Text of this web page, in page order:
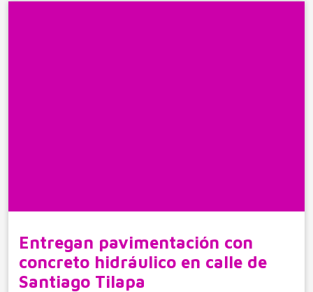
Entregan pavimentación con
concreto hidráulico en calle de
Santiago Tilapa